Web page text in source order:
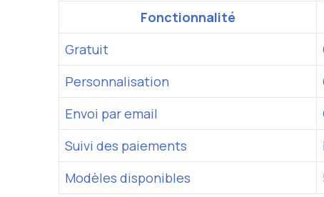
Fonctionnalité
Gratuit
Personnalisation
Envoi par email
Suivi des paiements
Modèles disponibles